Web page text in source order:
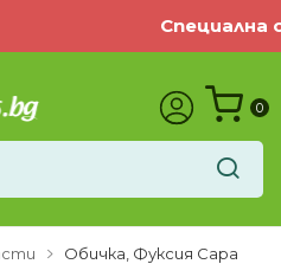
Специална
0
Обичка, Фуксия Сара